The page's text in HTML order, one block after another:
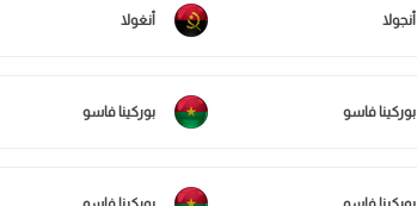
أنجولا أنغولا
بوركينا فاسو بوركينا فاسو